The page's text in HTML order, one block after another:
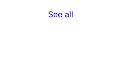
See all